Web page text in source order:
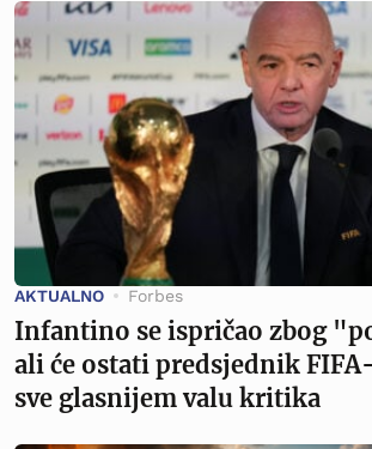
AKTUALNO Forbes
Infantino se ispričao zbog
ali će ostati predsjednik
sve glasnijem valu kritika